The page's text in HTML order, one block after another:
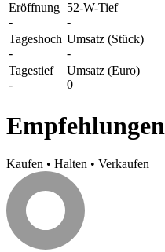
Eröffnung
-
52-W-Tief
-
Tageshoch
-
Umsatz (Stück)
-
Tagestief
-
Umsatz (Euro)
0
Empfehlungen
Kaufen • Halten • Verkaufen